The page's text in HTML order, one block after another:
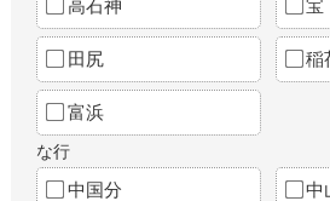
高石神 宝
田尻 稲
富浜
な行
中国分 中